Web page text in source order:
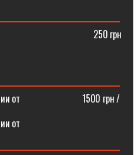
грн
от⠀⠀⠀⠀⠀⠀⠀⠀⠀1500 грн /
от